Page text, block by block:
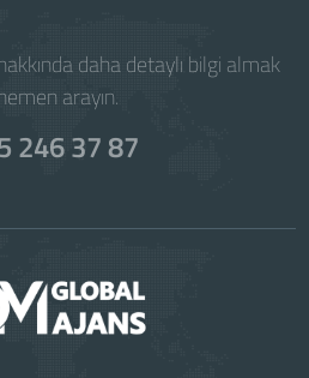
daha detaylı bilgi almak
arayın.
246 37 87